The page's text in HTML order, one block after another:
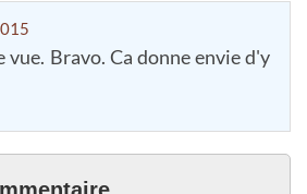
vue. Bravo. Ca donne envie d'y